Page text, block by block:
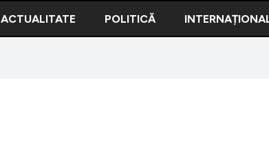
ACTUALITATE POLITICĂ